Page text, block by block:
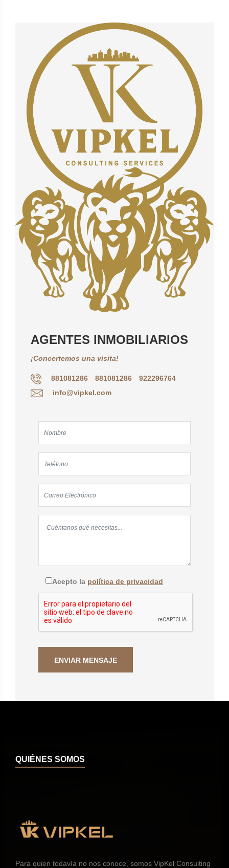
AGENTES INMOBILIARIOS
¡Concertemos una visita!
881081286 881081286
922296764
info@vipkel.com
Acepto la política de privacidad
QUIÉNES SOMOS
Para quien todavía no nos conoce, somos VipKel Consulting